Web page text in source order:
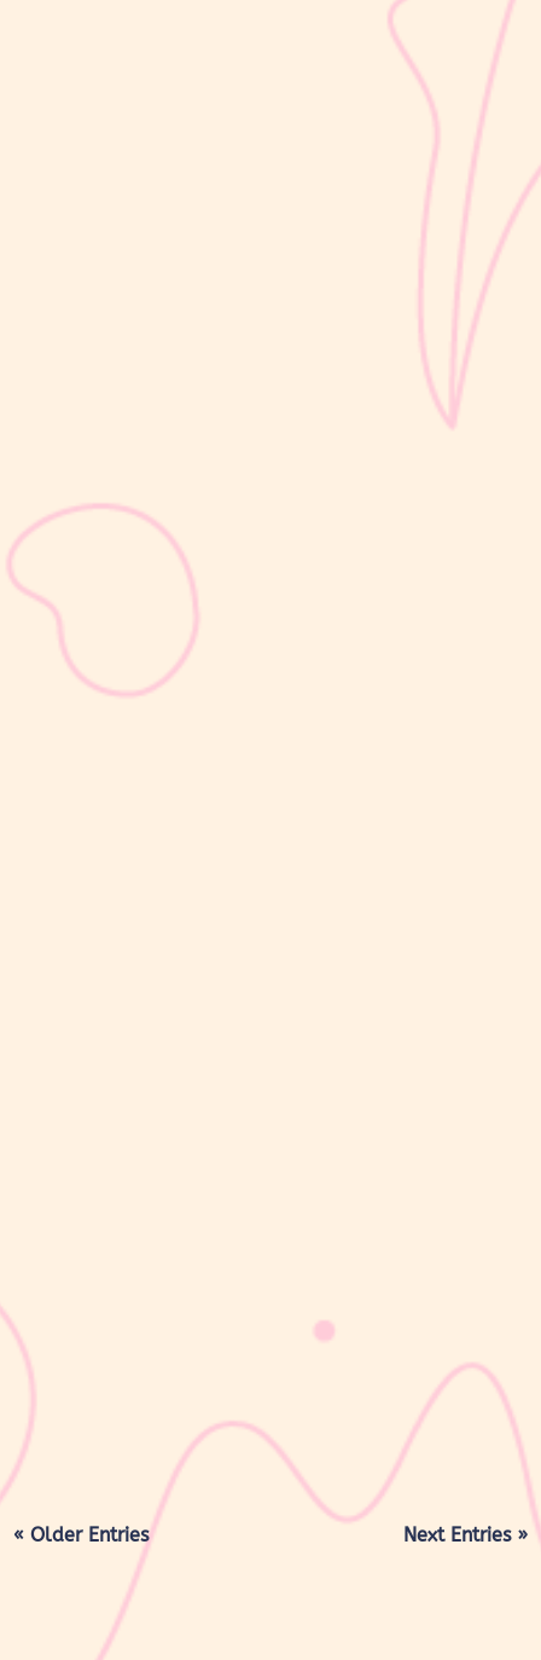
direkomendasikan dokter saat Mom & Dad melakukan medical
check-up rutin, terutama jika ada keluhan seperti mudah lelah,
bengkak di kaki, atau perubahan pola buang air kecil. Meski
Mom & Dad mungkin masih asing dengan istilah food neofobia,
yaitu kondisi ketika si Kecil merasa takut atau enggan mencoba
praktis agar si Kecil lebih mudah minum obat. Namun, obat dan
susu tidak selalu boleh dicampurkan. Pada obat tertentu,
kandungan dalam susu dapat mempengaruhi penyerapan obat di
« Older Entries Next Entries »